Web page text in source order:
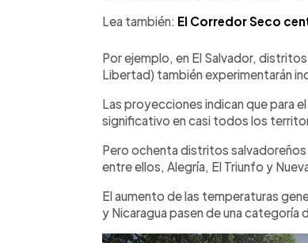
Lea también: El Corredor Seco
Por ejemplo, en El Salvador,
Libertad) también experimentarán
Las proyecciones indican que para
significativo en casi todos los
Pero ochenta distritos
entre ellos, Alegría, El Triunfo y
El aumento de las temperaturas
y Nicaragua pasen de una categoría